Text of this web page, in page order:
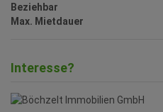
Beziehbar
Max. Mietdauer
Interesse?